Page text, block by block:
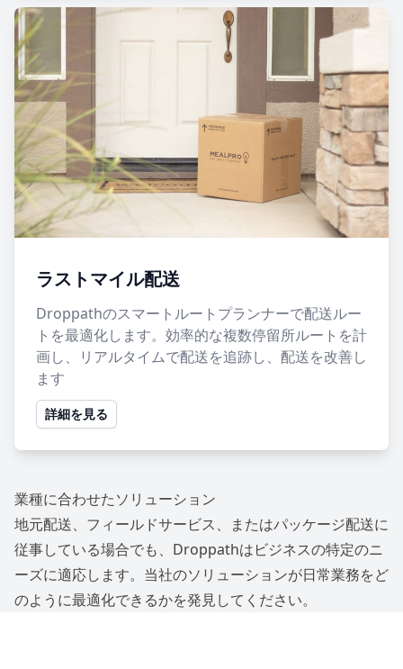
ラストマイル配送
Droppathのスマートルートプランナーで配送ルー
トを最適化します。効率的な複数停留所ルートを計
画し、リアルタイムで配送を追跡し、配送を改善し
ます
詳細を見る
業種に合わせたソリューション
地元配送、フィールドサービス、またはパッケージ配送に
従事している場合でも、Droppathはビジネスの特定のニ
ーズに適応します。当社のソリューションが日常業務をど
のように最適化できるかを発見してください。